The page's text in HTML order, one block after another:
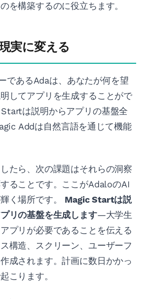
を構築するのに役立ちます。
実に変える
であるAdaは、あなたが何を望
してアプリを生成することがで
は説明からアプリの基盤全
Addは自然言語を通じて機能
たら、次の課題はそれらの洞察
ることです。ここがAdaloのAI
く場所です。 Magic Startは説
リの基盤を生成します—大学生
プリが必要であることを伝える
構造、スクリーン、ユーザーフ
成されます。計画に数日かかっ
こります。